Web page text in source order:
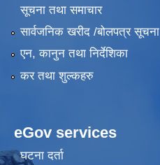
सूचना तथा समाचार
सार्वजनिक खरीद /बोलपत्र सूचना
एन, कानुन तथा निर्देशिका
कर तथा शुल्कहरु
eGov services
घटना दर्ता